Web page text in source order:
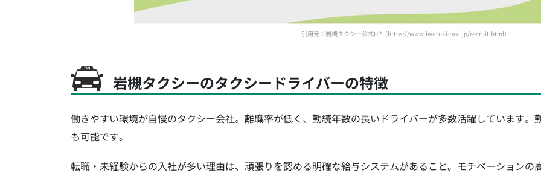
引用元：岩槻タクシー公式HP（https://www.iwatuki-taxi.jp/recruit.html）
岩槻タクシーのタクシードライバーの特徴
働きやすい環境が自慢のタクシー会社。離職率が低く、勤続年数の長いドライバーが多数活躍しています
も可能です。
転職・未経験からの入社が多い理由は、頑張りを認める明確な給与システムがあること。モチベーション